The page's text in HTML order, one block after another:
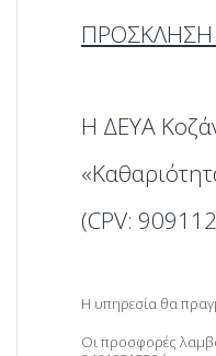
Η ΔΕΥΑ
(CPV:
Η υπηρεσία θα
Οι προσφορές